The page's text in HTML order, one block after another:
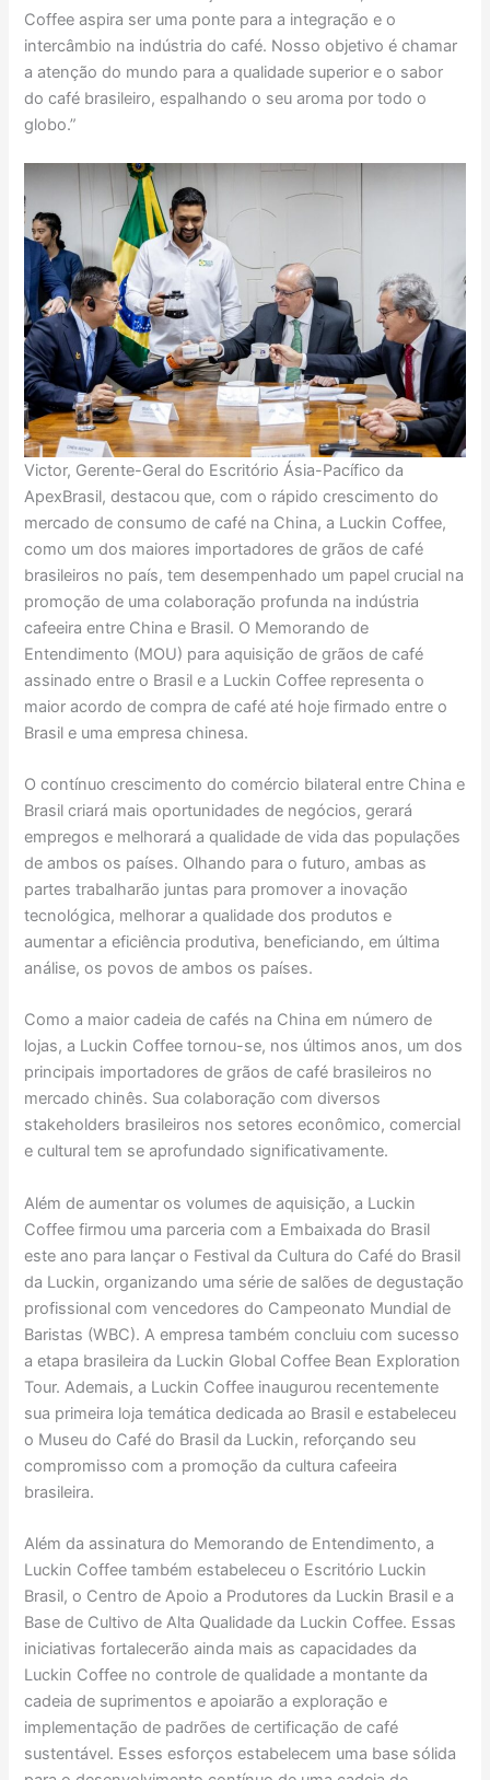
Coffee aspira ser uma ponte para a integração e o
intercâmbio na indústria do café. Nosso objetivo é chamar
a atenção do mundo para a qualidade superior e o sabor
do café brasileiro, espalhando o seu aroma por todo o
globo.”
Victor, Gerente-Geral do Escritório Ásia-Pacífico da
ApexBrasil, destacou que, com o rápido crescimento do
mercado de consumo de café na China, a Luckin Coffee,
como um dos maiores importadores de grãos de café
brasileiros no país, tem desempenhado um papel crucial na
promoção de uma colaboração profunda na indústria
cafeeira entre China e Brasil. O Memorando de
Entendimento (MOU) para aquisição de grãos de café
assinado entre o Brasil e a Luckin Coffee representa o
maior acordo de compra de café até hoje firmado entre o
Brasil e uma empresa chinesa.
O contínuo crescimento do comércio bilateral entre China e
Brasil criará mais oportunidades de negócios, gerará
empregos e melhorará a qualidade de vida das populações
de ambos os países. Olhando para o futuro, ambas as
partes trabalharão juntas para promover a inovação
tecnológica, melhorar a qualidade dos produtos e
aumentar a eficiência produtiva, beneficiando, em última
análise, os povos de ambos os países.
Como a maior cadeia de cafés na China em número de
lojas, a Luckin Coffee tornou-se, nos últimos anos, um dos
principais importadores de grãos de café brasileiros no
mercado chinês. Sua colaboração com diversos
stakeholders brasileiros nos setores econômico, comercial
e cultural tem se aprofundado significativamente.
Além de aumentar os volumes de aquisição, a Luckin
Coffee firmou uma parceria com a Embaixada do Brasil
este ano para lançar o Festival da Cultura do Café do Brasil
da Luckin, organizando uma série de salões de degustação
profissional com vencedores do Campeonato Mundial de
Baristas (WBC). A empresa também concluiu com sucesso
a etapa brasileira da Luckin Global Coffee Bean Exploration
Tour. Ademais, a Luckin Coffee inaugurou recentemente
sua primeira loja temática dedicada ao Brasil e estabeleceu
o Museu do Café do Brasil da Luckin, reforçando seu
compromisso com a promoção da cultura cafeeira
brasileira.
Além da assinatura do Memorando de Entendimento, a
Luckin Coffee também estabeleceu o Escritório Luckin
Brasil, o Centro de Apoio a Produtores da Luckin Brasil e a
Base de Cultivo de Alta Qualidade da Luckin Coffee. Essas
iniciativas fortalecerão ainda mais as capacidades da
Luckin Coffee no controle de qualidade a montante da
cadeia de suprimentos e apoiarão a exploração e
implementação de padrões de certificação de café
sustentável. Esses esforços estabelecem uma base sólida